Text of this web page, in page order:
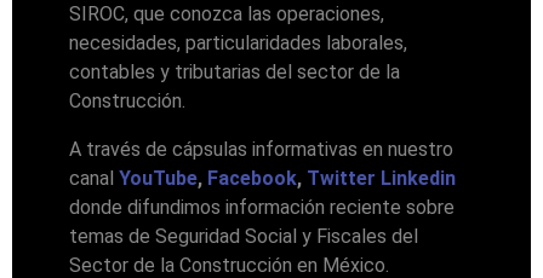
SIROC, que conozca las operaciones,
necesidades, particularidades laborales,
contables y tributarias del sector de la
Construcción.
A través de cápsulas informativas en nuestro
canal YouTube, Facebook, Twitter Linkedin
donde difundimos información reciente sobre
temas de Seguridad Social y Fiscales del
Sector de la Construcción en México.